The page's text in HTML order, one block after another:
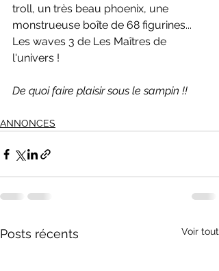
troll, un très beau phoenix, une
monstrueuse boîte de 68 figurines...
Les waves 3 de Les Maîtres de
l'univers !
De quoi faire plaisir sous le sampin !!
ANNONCES
Posts récents Voir tout